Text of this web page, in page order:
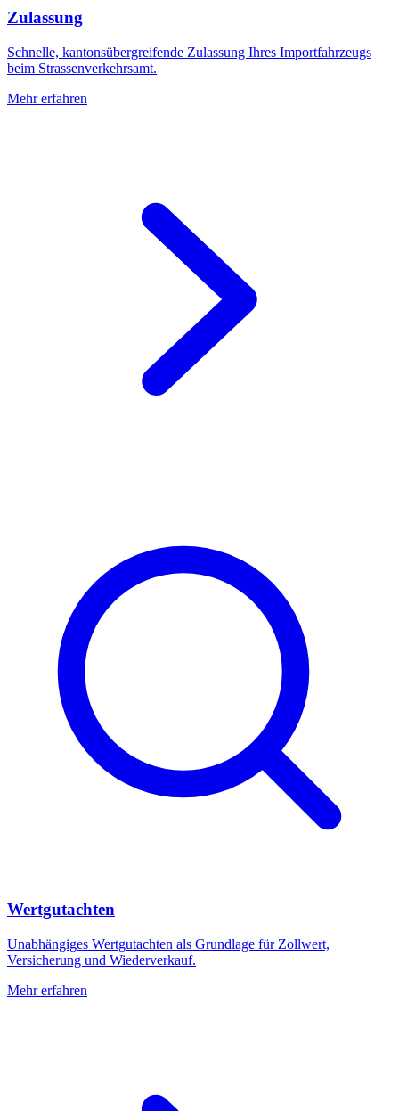
Zulassung
Schnelle, kantonsübergreifende Zulassung Ihres Importfahrzeugs
beim Strassenverkehrsamt.
Mehr erfahren
Wertgutachten
Unabhängiges Wertgutachten als Grundlage für Zollwert,
Versicherung und Wiederverkauf.
Mehr erfahren